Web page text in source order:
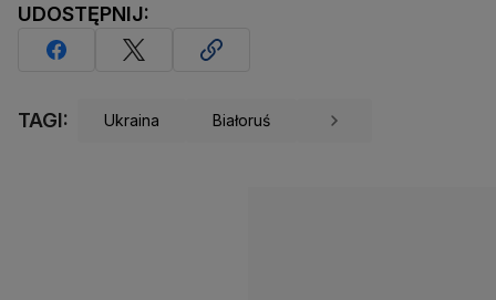
UDOSTĘPNIJ:
TAGI: Ukraina Białoruś